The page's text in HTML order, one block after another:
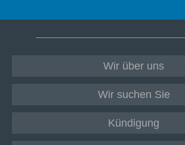
Wir über uns
Wir suchen Sie
Kündigung